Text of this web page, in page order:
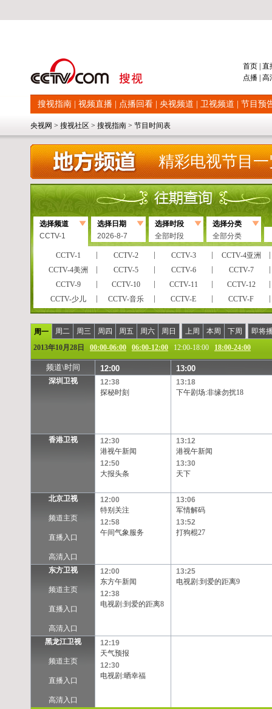
首页 直
点播 高
搜视指南 视频直播 点播回看 央视频道 卫视频道 节目预
央视网 > 搜视社区 > 搜视指南 > 节目时间表
精彩电视节目
选择频道
CCTV-1
选择日期
2026-8-7
选择时段
全部时段
选择分类
全部分类
CCTV-1 CCTV-2 CCTV-3
CCTV-4亚洲
CCTV-4美洲
CCTV-5 CCTV-6
CCTV-7
CCTV-9
CCTV-10 CCTV-11
CCTV-12
CCTV-少儿
CCTV-音乐 CCTV-E
CCTV-F
CCTVPусский
CCTV-高清 风云足球
风云音乐
风云剧场
世界地理 电视指南
怀旧剧场
女性时尚
CCTV-娱乐 CCTV-戏曲
CCTV-电影
央视文化精品
先锋纪录 现代女性
英语辅导
孕育指南
早期教育 CCTV证券资讯
彩民在线
法律服务 高尔夫
河北卫视
河南卫视 黑龙江卫视
江西卫视 辽宁卫视
上海卫视 四川卫视
甘肃卫视
内蒙古卫 吉林卫视
西藏卫视
青海卫视 宁夏卫视
凤凰中文台
凤凰资讯台 凤凰电影台
周一 周二 周三 周四 周五 周六 周日 上周 本周 下周
即将
2013年10月28日
00:00-06:00 06:00-12:00 12:00-18:00 18:00-24:00
频道\时间 12:00 13:00
深圳卫视
12:38
探秘时刻
13:18
下午剧场:非缘勿扰18
香港卫视
12:30
港视午新闻
12:50
大报头条
13:12
港视午新闻
13:30
天下
北京卫视
频道主页
直播入口
高清入口
12:00
特别关注
12:58
午间气象服务
13:06
军情解码
13:52
打狗棍27
东方卫视
频道主页
直播入口
高清入口
12:00
东方午新闻
12:38
电视剧:到爱的距离8
13:25
电视剧:到爱的距离9
黑龙江卫视
频道主页
直播入口
高清入口
12:19
天气预报
12:30
电视剧:晒幸福